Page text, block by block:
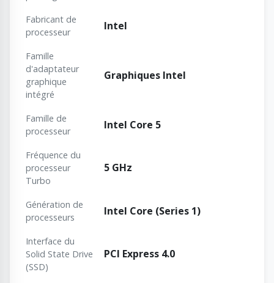
Fabricant de
processeur
Intel
Famille
d'adaptateur
graphique
intégré
Graphiques Intel
Famille de
processeur
Intel Core 5
Fréquence du
processeur
Turbo
5 GHz
Génération de
processeurs
Intel Core (Series 1)
Interface du
Solid State Drive
(SSD)
PCI Express 4.0